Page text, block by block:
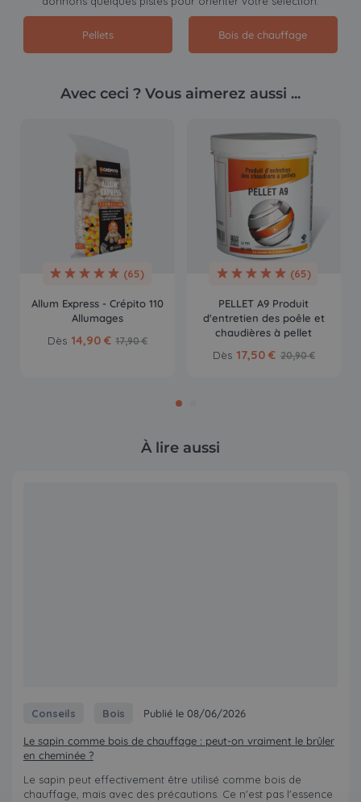
Pellets Bois de chauffage
Avec ceci ? Vous aimerez aussi ...
(65)
Allum Express - Crépito 110
Allumages
Dès 14,90 € 17,90 €
(65)
PELLET A9 Produit
d'entretien des poêle et
chaudières à pellet
Dès 17,50 € 20,90 €
À lire aussi
Conseils Bois Publié le 08/06/2026
Le sapin comme bois de chauffage : peut-on vraiment le brûler
en cheminée ?
Le sapin peut effectivement être utilisé comme bois de
chauffage, mais avec des précautions. Ce n'est pas l'essence